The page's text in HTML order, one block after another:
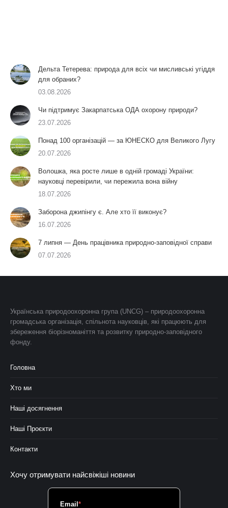
Дельта Тетерева: природа для всіх чи мисливські угіддя
для обраних?
03.08.2026
Чи підтримує Закарпатська ОДА охорону природи?
23.07.2026
Понад 100 організацій — за ЮНЕСКО для Великого Лугу
20.07.2026
Волошка, яка росте лише в одній громаді України:
науковці перевірили, чи пережила вона війну
18.07.2026
Заборона джипінгу є. Але хто її виконує?
16.07.2026
7 липня — День працівника природно-заповідної справи
07.07.2026
Українська природоохоронна група (UNCG) – природоохоронна
громадська організація, спільнота науковців, які працюють для
збереження біорізноманіття та розвитку природно-заповідного
фонду.
Головна
Хто ми
Наші досягнення
Наші Проєкти
Контакти
Хочу отримувати найсвіжіші новини
Email *